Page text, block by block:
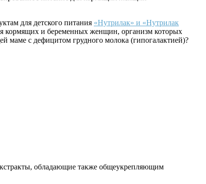
для детского питания «Нутрилак» и «Нутрилак
кормящих и беременных женщин, организм которых
маме с дефицитом грудного молока (гипогалактией)?
обладающие также общеукрепляющим